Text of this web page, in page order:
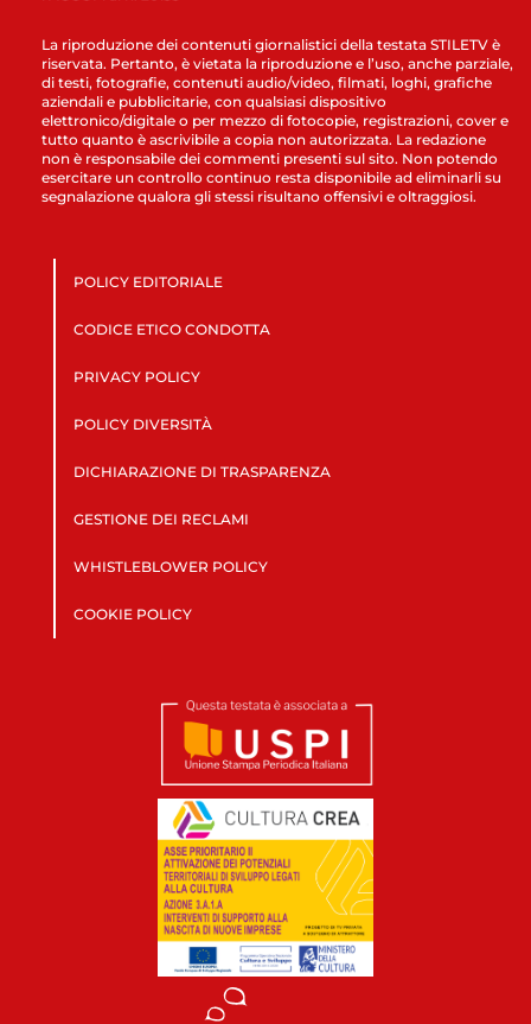
La riproduzione dei contenuti giornalistici della testata STILETV è
riservata. Pertanto, è vietata la riproduzione e l’uso, anche parziale,
di testi, fotografie, contenuti audio/video, filmati, loghi, grafiche
aziendali e pubblicitarie, con qualsiasi dispositivo
elettronico/digitale o per mezzo di fotocopie, registrazioni, cover e
tutto quanto è ascrivibile a copia non autorizzata. La redazione
non è responsabile dei commenti presenti sul sito. Non potendo
esercitare un controllo continuo resta disponibile ad eliminarli su
segnalazione qualora gli stessi risultano offensivi e oltraggiosi.
POLICY EDITORIALE
CODICE ETICO CONDOTTA
PRIVACY POLICY
POLICY DIVERSITÀ
DICHIARAZIONE DI TRASPARENZA
GESTIONE DEI RECLAMI
WHISTLEBLOWER POLICY
COOKIE POLICY